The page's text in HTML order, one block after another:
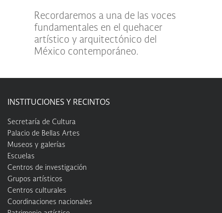
Recordaremos a una de las voces
fundamentales en el quehacer
artístico y arquitectónico del
México contemporáneo.
INSTITUCIONES Y RECINTOS
Secretaría de Cultura
Palacio de Bellas Artes
Museos y galerías
Escuelas
Centros de investigación
Grupos artísticos
Centros culturales
Coordinaciones nacionales